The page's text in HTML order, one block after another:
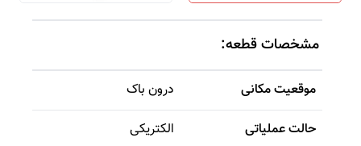
مشخصات قطعه:
موقعیت مکانی
درون باک
حالت عملیاتی
الکتریکی